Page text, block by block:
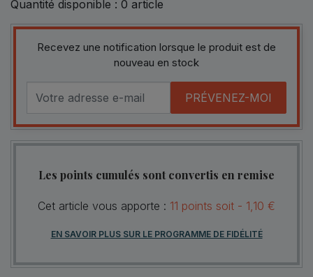
Quantité disponible : 0 article
Recevez une notification lorsque le produit est de
nouveau en stock
PRÉVENEZ-MOI
Les points cumulés sont convertis en remise
Cet article vous apporte : 11 points soit - 1,10 €
EN SAVOIR PLUS SUR LE PROGRAMME DE FIDÉLITÉ